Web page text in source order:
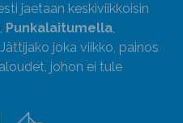
jaetaan keskiviikkoisin
, Punkalaitumella,
joka viikko, painos
johon ei tule